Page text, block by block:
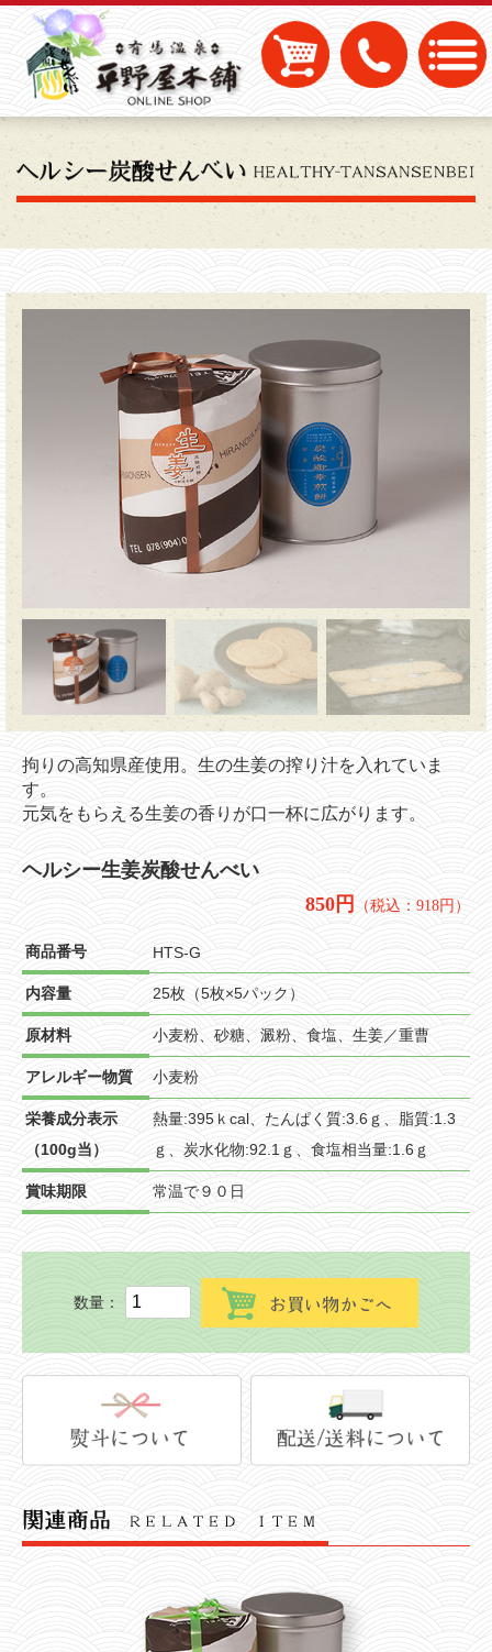
拘りの高知県産使用。生の生姜の搾り汁を入れていま
す。
元気をもらえる生姜の香りが口一杯に広がります。
ヘルシー生姜炭酸せんべい
850円
（税込：918円）
商品番号 HTS-G
内容量 25枚（5枚×5パック）
原材料 小麦粉、砂糖、澱粉、食塩、生姜／重曹
アレルギー物質 小麦粉
栄養成分表示
（100g当）
熱量:395ｋcal、たんぱく質:3.6ｇ、脂質:1.3
ｇ、炭水化物:92.1ｇ、食塩相当量:1.6ｇ
賞味期限 常温で９０日
数量：